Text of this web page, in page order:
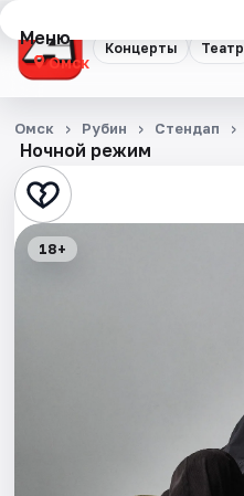
Концерты Театр
Меню
Омск
Концерты
Театр
Стендап
Ночной режим
Омск Рубин Стендап
18+